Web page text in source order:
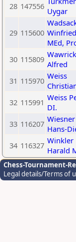
28 147556 Uygar
29 115600 Winfried
MEd,
30 115809 Alfred
31 115970 Weiss
32 115991 Weiss
DI.
33 116207 Wiesner
Hans-
34 116327 Winkler
Harald
Chess-Tournament-
Legal details/Terms of